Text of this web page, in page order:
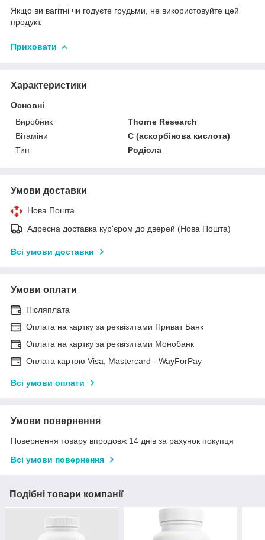
Якщо ви вагітні чи годуєте грудьми, не використовуйте цей
продукт.
Приховати
Характеристики
Основні
Виробник
Thorne Research
Вітаміни
С (аскорбінова кислота)
Тип
Родіола
Умови доставки
Нова Пошта
Адресна доставка кур'єром до дверей (Нова Пошта)
Всі умови доставки
Умови оплати
Післяплата
Оплата на картку за реквізитами Приват Банк
Оплата на картку за реквізитами Монобанк
Оплата картою Visa, Mastercard - WayForPay
Всі умови оплати
Умови повернення
Повернення товару впродовж 14 днів за рахунок покупця
Всі умови повернення
Подібні товари компанії